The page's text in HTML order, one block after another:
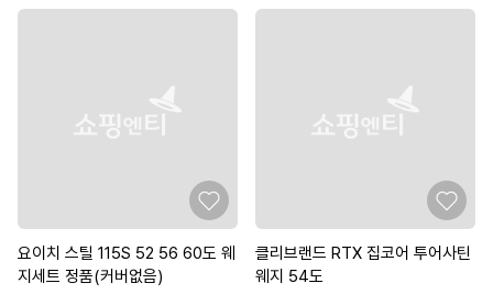
요이치 스틸 115S 52 56 60도 웨
지세트 정품(커버없음)
클리브랜드 RTX 집코어 투어사틴
웨지 54도